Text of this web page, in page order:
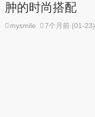
肿的时尚搭配
mysmile 7个月前 (01-23)